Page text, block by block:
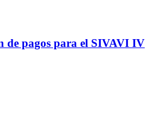
de pagos para el SIVAVI IV